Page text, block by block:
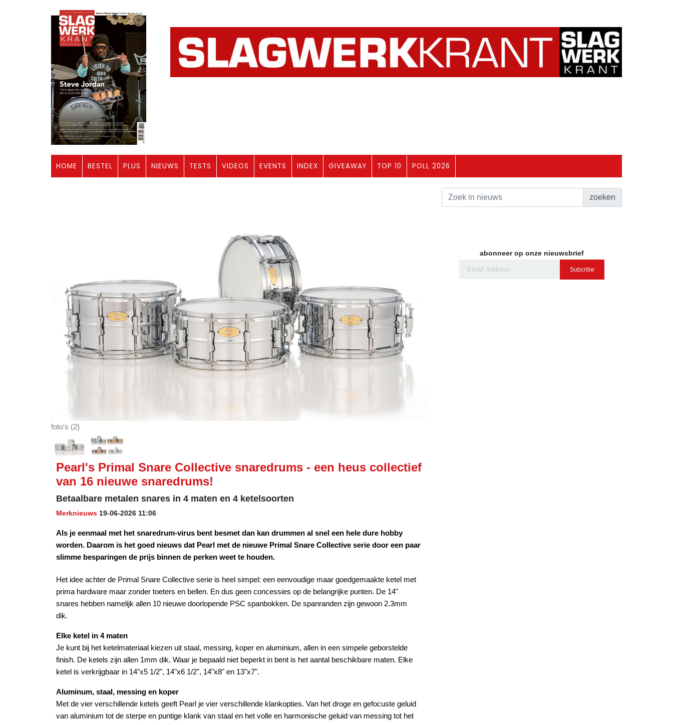
HOME BESTEL PLUS NIEUWS TESTS VIDEOS EVENTS INDEX GIVEAWAY TOP 10 POLL 2026
foto's (2)
Pearl's Primal Snare Collective snaredrums - een heus collectief
van 16 nieuwe snaredrums!
Betaalbare metalen snares in 4 maten en 4 ketelsoorten
Merknieuws 19-06-2026 11:06
Als je eenmaal met het snaredrum-virus bent besmet dan kan drummen al snel een hele dure hobby
worden. Daarom is het goed nieuws dat Pearl met de nieuwe Primal Snare Collective serie door een paar
slimme besparingen de prijs binnen de perken weet te houden.
Het idee achter de Primal Snare Collective serie is heel simpel: een eenvoudige maar goedgemaakte ketel met
prima hardware maar zonder toeters en bellen. En dus geen concessies op de belangrijke punten. De 14"
snares hebben namelijk allen 10 nieuwe doorlopende PSC spanbokken. De spanranden zijn gewoon 2.3mm
dik.
Elke ketel in 4 maten
Je kunt bij het ketelmateriaal kiezen uit staal, messing, koper en aluminium, allen in een simpele geborstelde
finish. De ketels zijn allen 1mm dik. Waar je bepaald niet beperkt in bent is het aantal beschikbare maten. Elke
ketel is verkrijgbaar in 14"x5 1/2", 14"x6 1/2", 14"x8" en 13"x7".
Aluminum, staal, messing en koper
Met de vier verschillende ketels geeft Pearl je vier verschillende klankopties. Van het droge en gefocuste geluid
van aluminium tot de sterpe en puntige klank van staal en het volle en harmonische geluid van messing tot het
zoeken
abonneer op onze nieuwsbrief
Subcribe